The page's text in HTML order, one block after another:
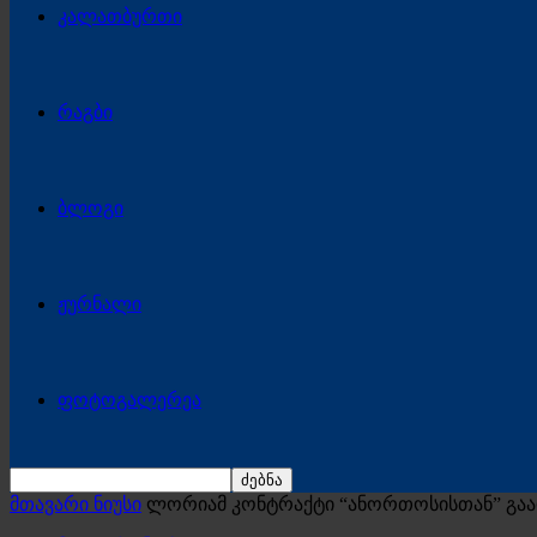
კალათბურთი
რაგბი
ბლოგი
ჟურნალი
ფოტოგალერეა
მთავარი ნიუსი ლორიამ კონტრაქტი “ანორთოსისთან”